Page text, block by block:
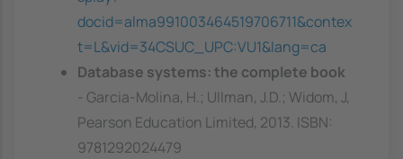
docid=alma991003464519706711&contex
t=L&vid=34CSUC_UPC:VU1&lang=ca
Database systems: the complete book
- Garcia-Molina, H.; Ullman, J.D.; Widom, J,
Pearson Education Limited, 2013. ISBN:
9781292024479